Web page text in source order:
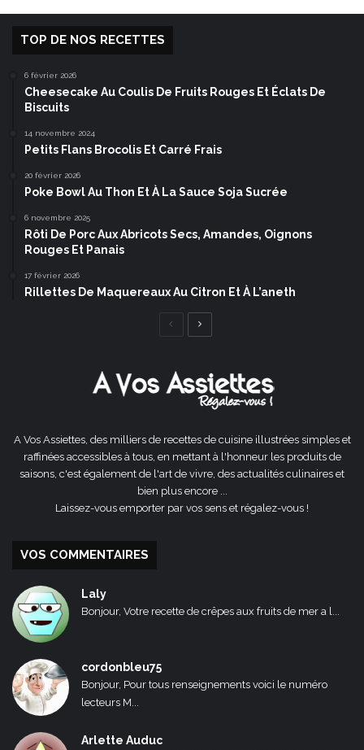
TOP DE NOS RECETTES
6 février 2026
Cheesecake Au Coulis De Fruits Rouges Et Éclats De
Biscuits
14 novembre 2024
Petits Flans Brocolis Et Carré Frais
20 février 2026
Poke Bowl Au Thon Et À La Sauce Soja Sucrée
6 novembre 2025
Rôti De Porc Aux Abricots Secs, Amandes, Oignons
Rouges Et Panais
17 février 2026
Rillettes De Maquereaux Au Citron Et À L’aneth
Page
A Vos Assiettes, des milliers de recettes de cuisine illustrées simples et
raffinées accessibles à tous, en mettant à l'honneur les produits de
saisons, c'est également de l'art de vivre, des actualités culinaires et
bien plus encore ...
Laissez-vous emporter par vos sens et régalez-vous !
VOS COMMENTAIRES
Laly
Bonjour, Votre recette de crêpes aux fruits de mer a l...
cordonbleu75
Bonjour, Pour tous renseignements voici le numéro
lecteurs M...
Arlette Auduc